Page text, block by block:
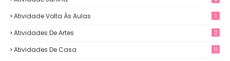
Atividade Volta Às Aulas 1
Atividades De Artes 2
Atividades De Casa 11